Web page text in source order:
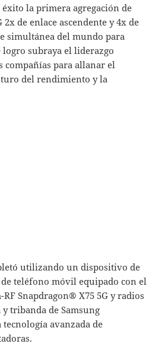
la primera agregación de
2x de enlace ascendente y 4x de
simultánea del mundo para
logro subraya el liderazgo
compañías para allanar el
del rendimiento y la
utilizando un dispositivo de
teléfono móvil equipado con el
RF Snapdragon® X75 5G y radios
y tribanda de Samsung
avanzada de